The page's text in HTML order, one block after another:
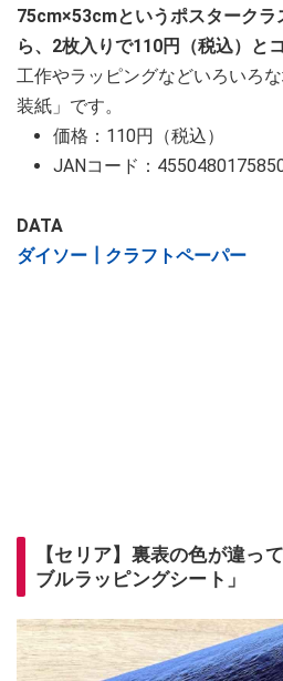
75cm×53cmというポスタークラ
ら、2枚入りで110円（税込）と
工作やラッピングなどいろいろ
装紙」です。
価格：110円（税込）
JANコード：
DATA
ダイソー┃クラフトペーパー
【セリア】裏表の色が違っ
ブルラッピングシート」